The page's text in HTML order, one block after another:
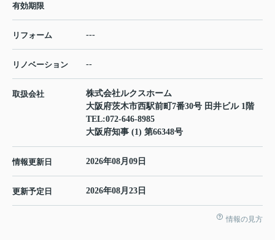
有効期限
リフォーム ---
リノベーション --
取扱会社
株式会社ルクスホーム
大阪府茨木市西駅前町7番30号 田井ビル 1階
TEL:072-646-8985
大阪府知事 (1) 第66348号
情報更新日 2026年08月09日
更新予定日 2026年08月23日
情報の見方